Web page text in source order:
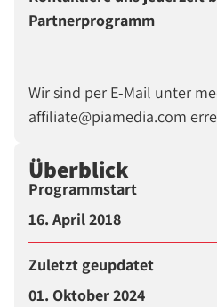
Partnerprogramm
Wir sind per E-Mail unter
affiliate@piamedia.com
Überblick
Programmstart
16. April 2018
Zuletzt geupdatet
01. Oktober 2024